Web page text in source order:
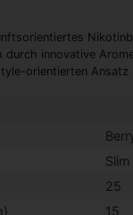
durch innovative
orientierten Ansatz
Slim
25
15